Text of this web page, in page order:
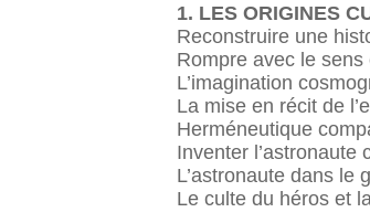
1. LES ORIGINES
Reconstruire une
Rompre avec le sens
L’imagination
La mise en récit de
Herméneutique
Inventer l’astronaute
L’astronaute dans le
Le culte du héros et